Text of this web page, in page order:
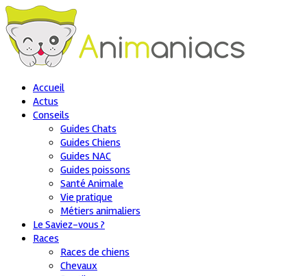
Accueil
Actus
Conseils
Guides Chats
Guides Chiens
Guides NAC
Guides poissons
Santé Animale
Vie pratique
Métiers animaliers
Le Saviez-vous ?
Races
Races de chiens
Chevaux